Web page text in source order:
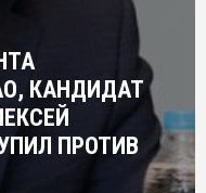
КАНДИДАТ
ПРОТИВ